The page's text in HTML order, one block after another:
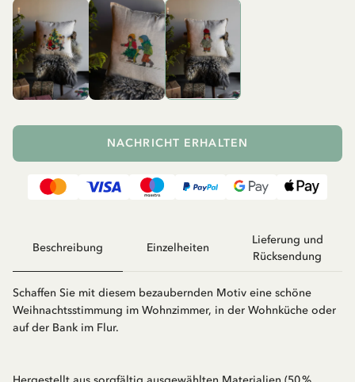
NACHRICHT ERHALTEN
Beschreibung Einzelheiten
Lieferung und
Rücksendung
Schaffen Sie mit diesem bezaubernden Motiv eine schöne
Weihnachtsstimmung im Wohnzimmer, in der Wohnküche oder
auf der Bank im Flur.